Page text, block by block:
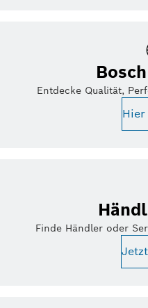
Entdecke Qualität,
Finde Händler oder